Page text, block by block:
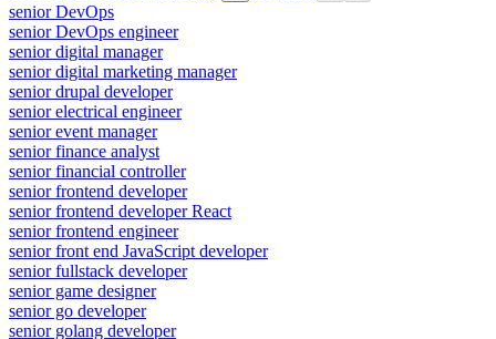
senior DevOps
senior DevOps engineer
senior digital manager
senior digital marketing manager
senior drupal developer
senior electrical engineer
senior event manager
senior finance analyst
senior financial controller
senior frontend developer
senior frontend developer React
senior frontend engineer
senior front end JavaScript developer
senior fullstack developer
senior game designer
senior go developer
senior golang developer